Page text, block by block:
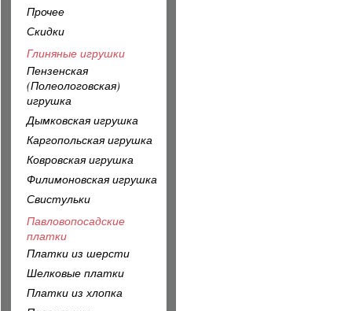
Прочее
Скидки
Глиняные игрушки
Пензенская
(Полеологовская)
игрушка
Дымковская игрушка
Каргопольская игрушка
Ковровская игрушка
Филимоновская игрушка
Свистульки
Павловопосадские
платки
Платки из шерсти
Шелковые платки
Платки из хлопка